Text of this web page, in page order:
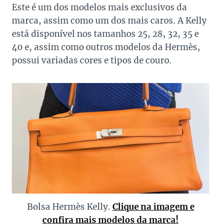
Este é um dos modelos mais exclusivos da
marca, assim como um dos mais caros. A Kelly
está disponível nos tamanhos 25, 28, 32, 35 e
40 e, assim como outros modelos da Hermès,
possui variadas cores e tipos de couro.
Bolsa Hermès Kelly. Clique na imagem e
confira mais modelos da marca!